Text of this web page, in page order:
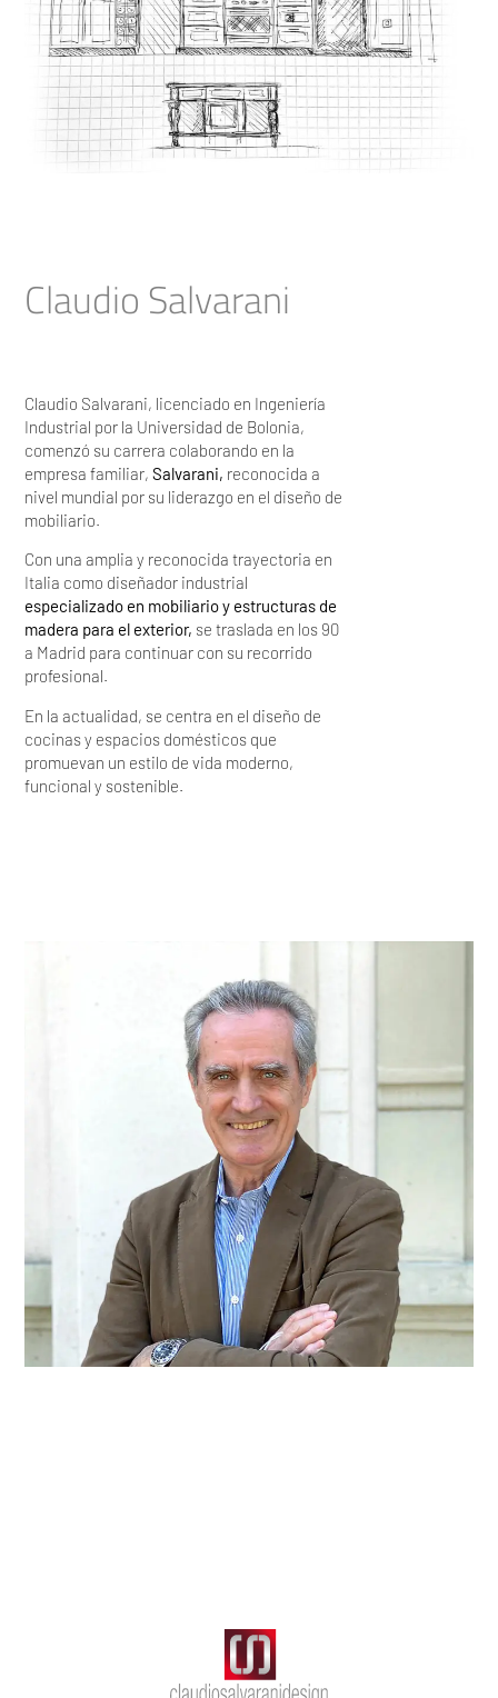
Claudio Salvarani
Claudio Salvarani, licenciado en Ingeniería
Industrial por la Universidad de Bolonia,
comenzó su carrera colaborando en la
empresa familiar, Salvarani, reconocida a
nivel mundial por su liderazgo en el diseño de
mobiliario.
Con una amplia y reconocida trayectoria en
Italia como diseñador industrial
especializado en mobiliario y estructuras de
madera para el exterior, se traslada en los 90
a Madrid para continuar con su recorrido
profesional.
En la actualidad, se centra en el diseño de
cocinas y espacios domésticos que
promuevan un estilo de vida moderno,
funcional y sostenible.